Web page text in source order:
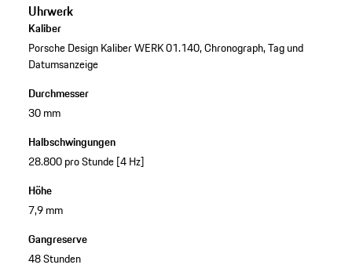
Uhrwerk
Kaliber
Porsche Design Kaliber WERK 01.140, Chronograph, Tag und
Datumsanzeige
Durchmesser
30 mm
Halbschwingungen
28.800 pro Stunde [4 Hz]
Höhe
7,9 mm
Gangreserve
48 Stunden